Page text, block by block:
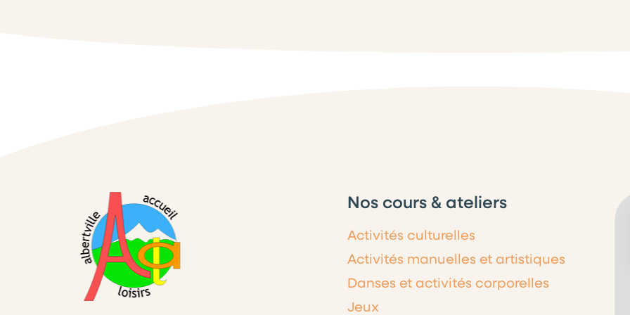
Nos cours & ateliers
Activités culturelles
Activités manuelles et artistiques
Danses et activités corporelles
Jeux